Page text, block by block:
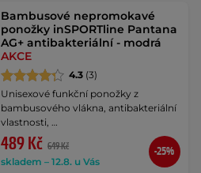
Bambusové nepromokavé
ponožky inSPORTline Pantana
AG+ antibakteriální - modrá
AKCE
4.3 (3)
Unisexové funkční ponožky z
bambusového vlákna, antibakteriální
vlastnosti, …
489 Kč 649 Kč
skladem – 12.8. u Vás
-25%